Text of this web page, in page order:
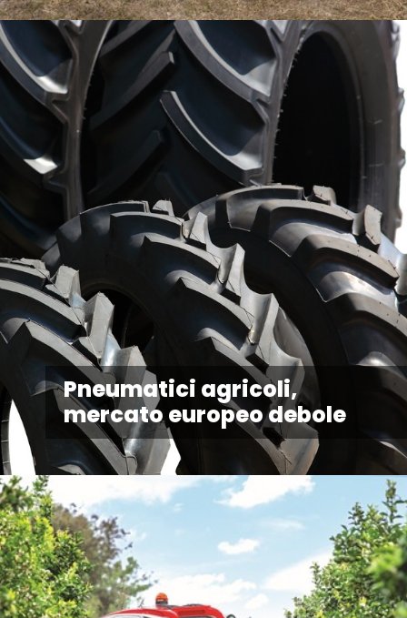
Pneumatici agricoli,
mercato europeo debole